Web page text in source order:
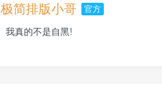
极简排版小哥 官方
我真的不是自黑!